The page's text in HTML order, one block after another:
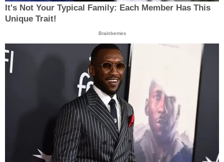
It's Not Your Typical Family: Each Member Has This
Unique Trait!
Brainberries